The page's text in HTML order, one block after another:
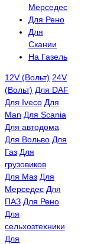
Мерседес
Для Рено
Для
Скании
На Газель
12V (Вольт) 24V
(Вольт) Для DAF
Для Iveco Для
Man Для Scania
Для автодома
Для Вольво Для
Газ Для
грузовиков
Для Маз Для
Мерседес Для
ПАЗ Для Рено
Для
сельхозтехники
Для